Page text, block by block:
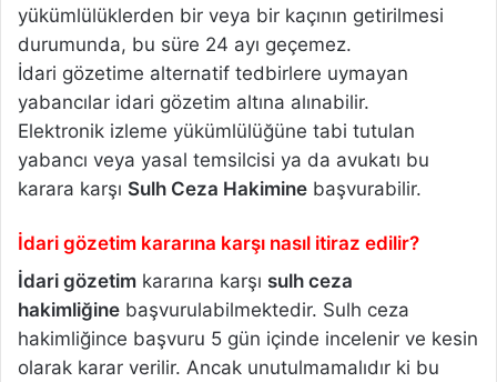
yükümlülüklerden bir veya bir kaçının getirilmesi
durumunda, bu süre 24 ayı geçemez.
İdari gözetime alternatif tedbirlere uymayan
yabancılar idari gözetim altına alınabilir.
Elektronik izleme yükümlülüğüne tabi tutulan
yabancı veya yasal temsilcisi ya da avukatı bu
karara karşı Sulh Ceza Hakimine başvurabilir.
İdari gözetim kararına karşı nasıl itiraz edilir?
İdari gözetim kararına karşı sulh ceza
hakimliğine başvurulabilmektedir. Sulh ceza
hakimliğince başvuru 5 gün içinde incelenir ve kesin
olarak karar verilir. Ancak unutulmamalıdır ki bu